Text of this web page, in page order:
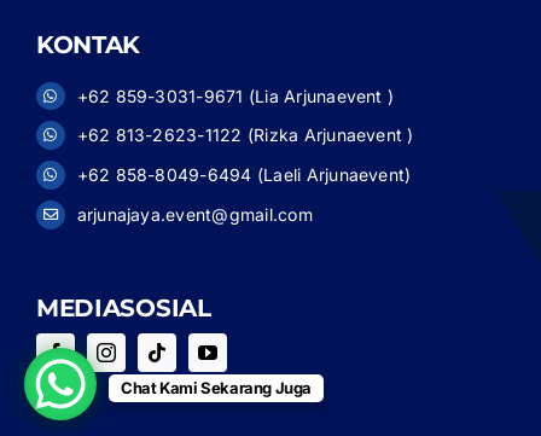
KONTAK
+62 859-3031-9671 (Lia Arjunaevent )
+62 813-2623-1122 (Rizka Arjunaevent )
+62 858-8049-6494 (Laeli Arjunaevent)
arjunajaya.event@gmail.com
MEDIASOSIAL
Chat Kami Sekarang Juga